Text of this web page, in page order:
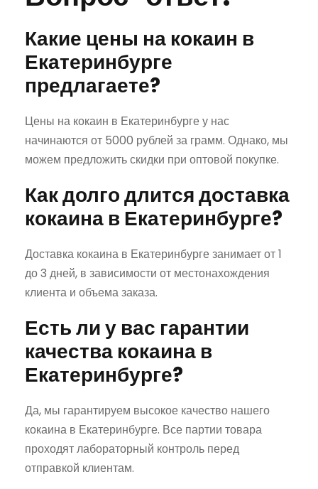
Какие цены на кокаин в
Екатеринбурге
предлагаете?
Цены на кокаин в Екатеринбурге у нас
начинаются от 5000 рублей за грамм. Однако, мы
можем предложить скидки при оптовой покупке.
Как долго длится доставка
кокаина в Екатеринбурге?
Доставка кокаина в Екатеринбурге занимает от 1
до 3 дней, в зависимости от местонахождения
клиента и объема заказа.
Есть ли у вас гарантии
качества кокаина в
Екатеринбурге?
Да, мы гарантируем высокое качество нашего
кокаина в Екатеринбурге. Все партии товара
проходят лабораторный контроль перед
отправкой клиентам.